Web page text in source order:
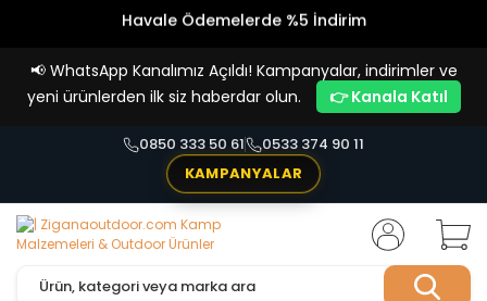
Havale Ödemelerde %5 İndirim
📢 WhatsApp Kanalımız Açıldı! Kampanyalar, indirimler ve
yeni ürünlerden ilk siz haberdar olun.
👉 Kanala Katıl
0850 333 50 61
0533 374 90 11
KAMPANYALAR